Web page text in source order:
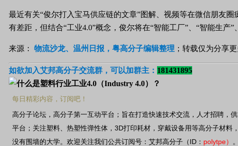
最近有关“俊尔打入宝马供应链的文章”图解、视频等在微信朋友圈
有差距，但结合“工业4.0”概念，俊尔将在“智能工厂”、“智能生产”
来源： 物流沙龙、温州日报，粤高分子编辑整理 ；转载仅为分享
如欲加入艾邦高分子交流群，可以加群主： 181431895
每日精彩内容，订阅吧！
高分子论坛，高分子第一互动平台；旨在打造快速技术交流，人才招聘，
平台；关注塑料、热塑性弹性体， 3D打印耗材，穿戴设备用等高分子材料
没有围墙的大学。欢迎关注我们公共订阅号：艾邦高分子（ ID ： polytpe）